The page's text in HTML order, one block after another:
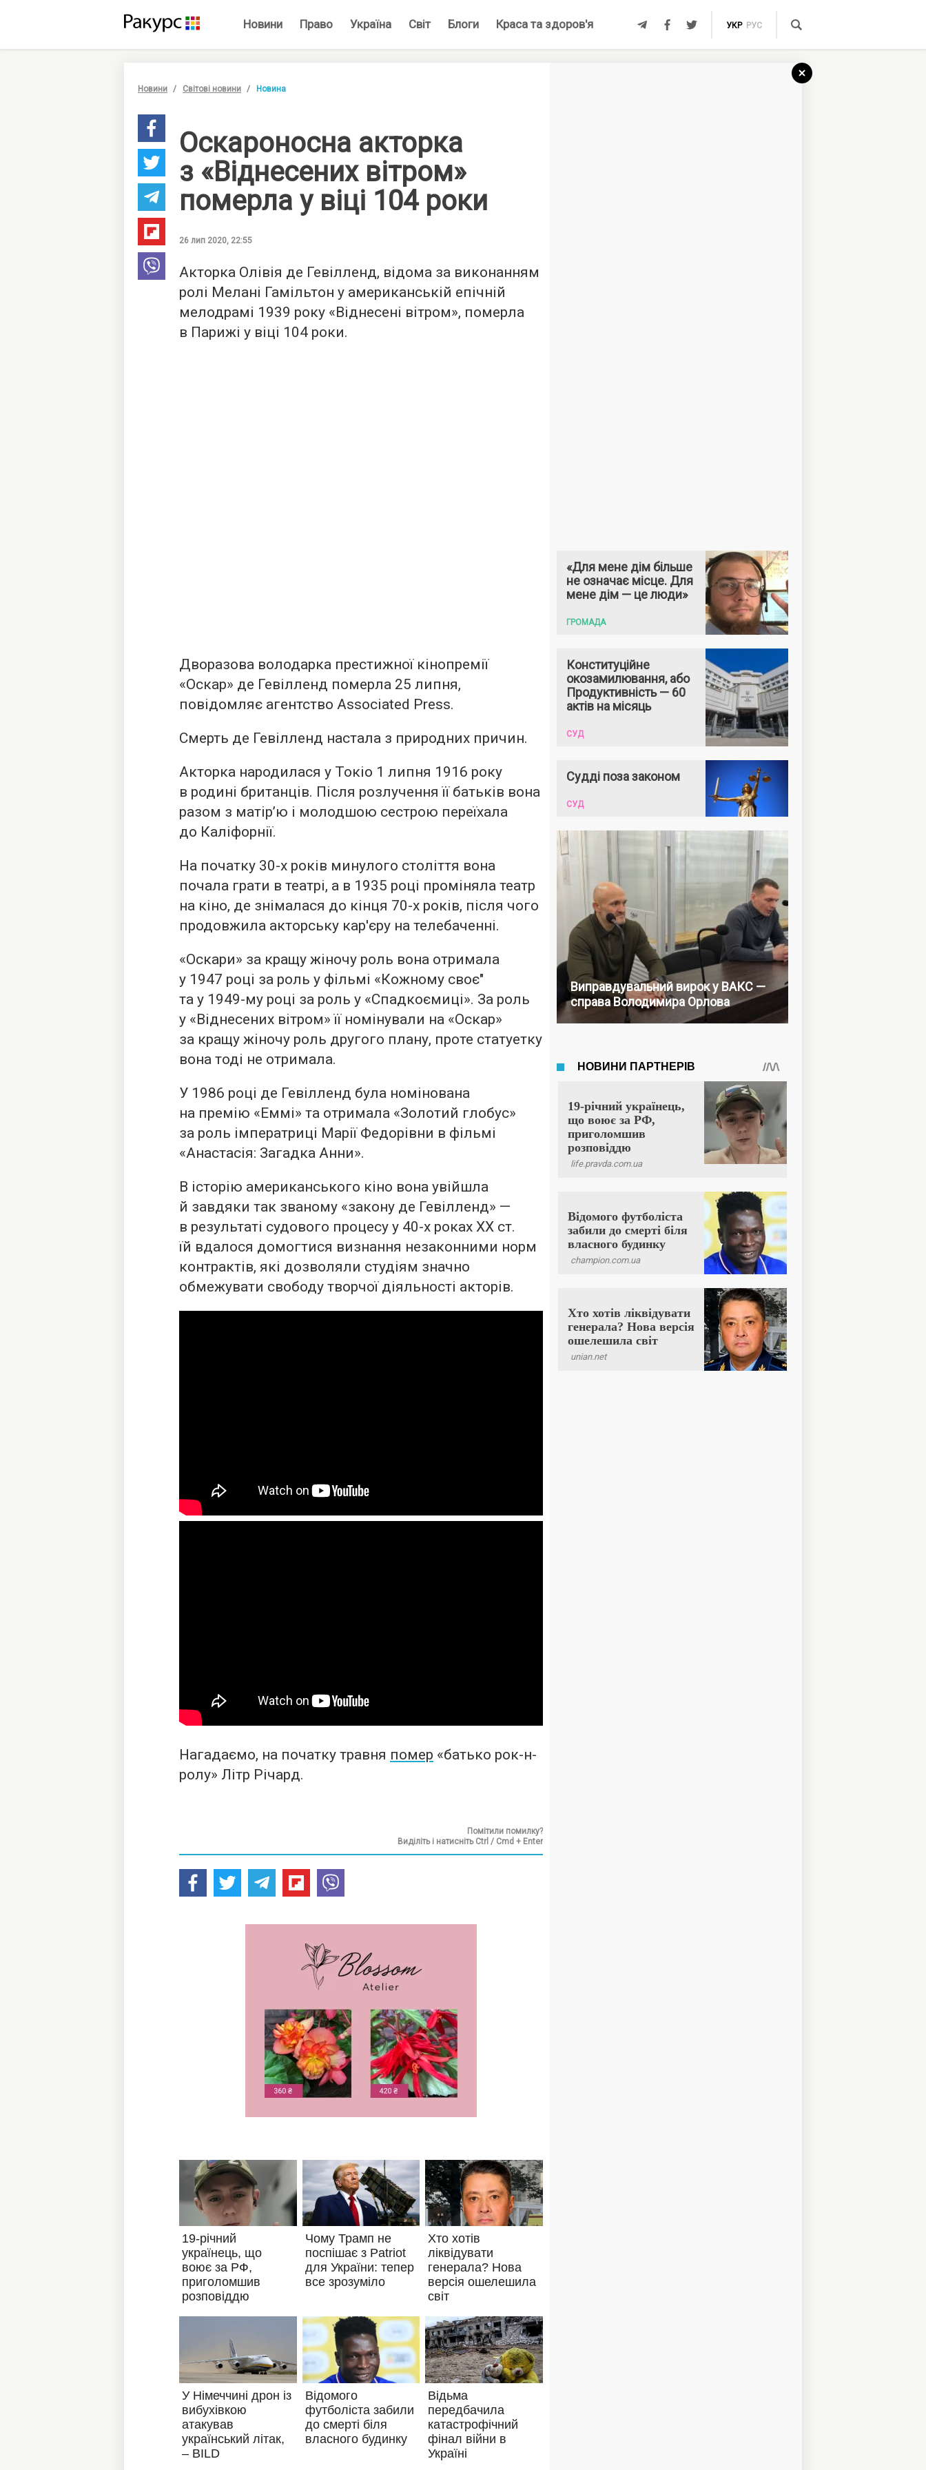
Новини Право Україна Світ Блоги Краса та здоров'я УКР РУС
Новини Світові новини Новина
Оскароносна акторка
з «Віднесених вітром»
померла у віці 104 роки
26 лип 2020, 22:55
Акторка Олівія де Гевілленд, відома за виконанням
ролі Мелані Гамільтон у американській епічній
мелодрамі 1939 року «Віднесені вітром», померла
в Парижі у віці 104 роки.
Дворазова володарка престижної кінопремії
«Оскар» де Гевілленд померла 25 липня,
повідомляє агентство Associated Press.
Смерть де Гевілленд настала з природних причин.
Акторка народилася у Токіо 1 липня 1916 року
в родині британців. Після розлучення її батьків вона
разом з матір’ю і молодшою сестрою переїхала
до Каліфорнії.
На початку 30-х років минулого століття вона
почала грати в театрі, а в 1935 році проміняла театр
на кіно, де знімалася до кінця 70-х років, після чого
продовжила акторську кар'єру на телебаченні.
«Оскари» за кращу жіночу роль вона отримала
у 1947 році за роль у фільмі «Кожному своє"
та у 1949-му році за роль у «Спадкоємиці». За роль
у «Віднесених вітром» її номінували на «Оскар»
за кращу жіночу роль другого плану, проте статуетку
вона тоді не отримала.
У 1986 році де Гевілленд була номінована
на премію «Еммі» та отримала «Золотий глобус»
за роль імператриці Марії Федорівни в фільмі
«Анастасія: Загадка Анни».
В історію американського кіно вона увійшла
й завдяки так званому «закону де Гевілленд» —
в результаті судового процесу у 40-х роках XX ст.
їй вдалося домогтися визнання незаконними норм
контрактів, які дозволяли студіям значно
обмежувати свободу творчої діяльності акторів.
Нагадаємо, на початку травня помер «батько рок-н-
ролу» Літр Річард.
Помітили помилку?
Виділіть і натисніть Ctrl / Cmd + Enter
«Для мене дім більше
не означає місце. Для
мене дім — це люди»
ГРОМАДА
Конституційне
окозамилювання, або
Продуктивність — 60
актів на місяць
СУД
Судді поза законом
СУД
Виправдувальний вирок у ВАКС —
справа Володимира Орлова